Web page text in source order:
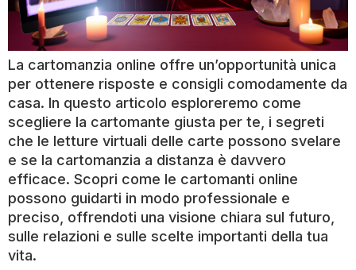
La cartomanzia online offre un’opportunità unica
per ottenere risposte e consigli comodamente da
casa. In questo articolo esploreremo come
scegliere la cartomante giusta per te, i segreti
che le letture virtuali delle carte possono svelare
e se la cartomanzia a distanza è davvero
efficace. Scopri come le cartomanti online
possono guidarti in modo professionale e
preciso, offrendoti una visione chiara sul futuro,
sulle relazioni e sulle scelte importanti della tua
vita.